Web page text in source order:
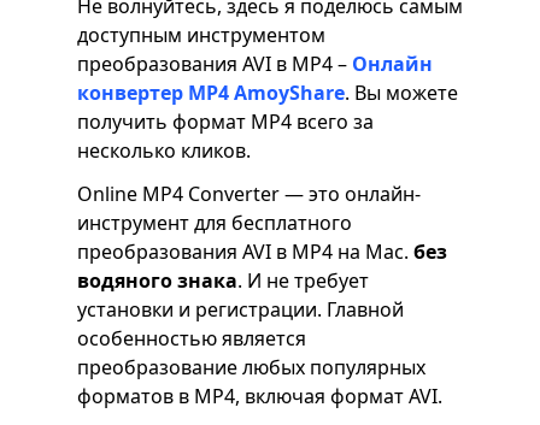
Не волнуйтесь, здесь я поделюсь самым
доступным инструментом
преобразования AVI в MP4 – Онлайн
конвертер MP4 AmoyShare. Вы можете
получить формат MP4 всего за
несколько кликов.
Online MP4 Converter — это онлайн-
инструмент для бесплатного
преобразования AVI в MP4 на Mac. без
водяного знака. И не требует
установки и регистрации. Главной
особенностью является
преобразование любых популярных
форматов в MP4, включая формат AVI.